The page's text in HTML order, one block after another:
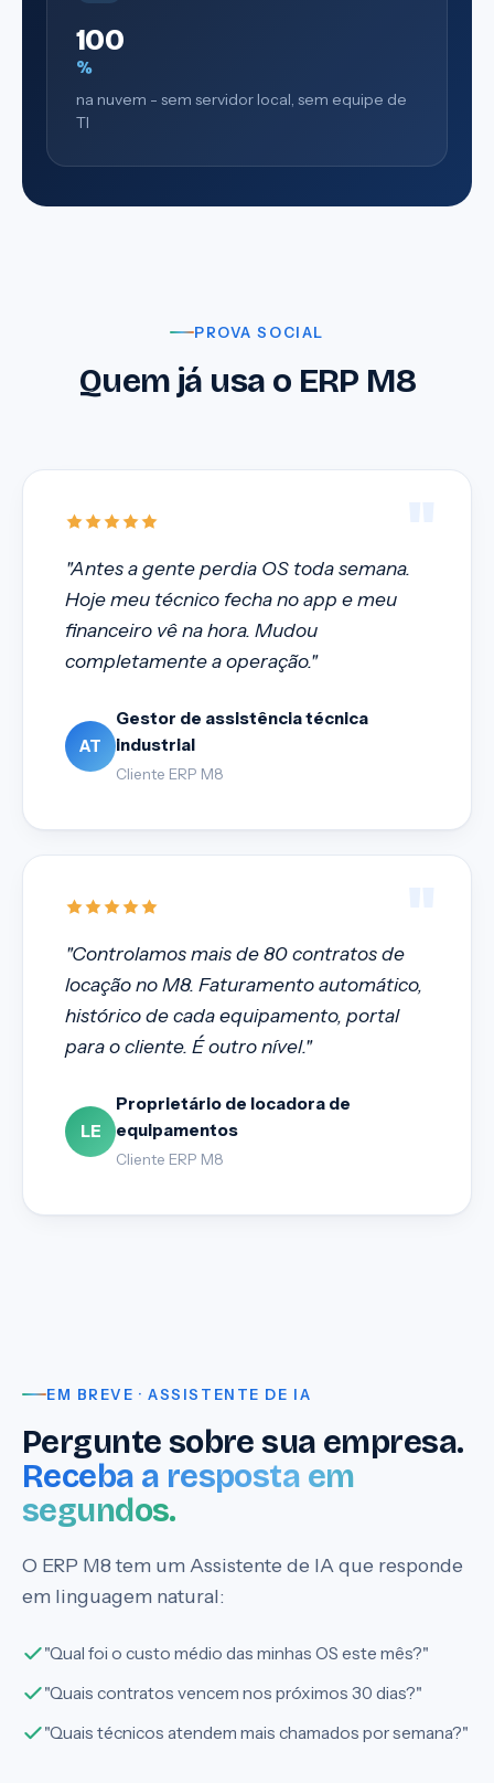
100
%
na nuvem - sem servidor local, sem equipe de
TI
PROVA SOCIAL
Quem já usa o ERP M8
"Antes a gente perdia OS toda semana.
Hoje meu técnico fecha no app e meu
financeiro vê na hora. Mudou
completamente a operação."
AT
Gestor de assistência técnica
industrial
Cliente ERP M8
"Controlamos mais de 80 contratos de
locação no M8. Faturamento automático,
histórico de cada equipamento, portal
para o cliente. É outro nível."
LE
Proprietário de locadora de
equipamentos
Cliente ERP M8
EM BREVE · ASSISTENTE DE IA
Pergunte sobre sua empresa.
Receba a resposta em
segundos.
O ERP M8 tem um Assistente de IA que responde
em linguagem natural:
"Qual foi o custo médio das minhas OS este mês?"
"Quais contratos vencem nos próximos 30 dias?"
"Quais técnicos atendem mais chamados por semana?"